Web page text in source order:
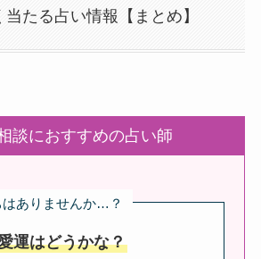
たる占い情報【まとめ】
談におすすめの占い師
はありませんか…？
運はどうかな？